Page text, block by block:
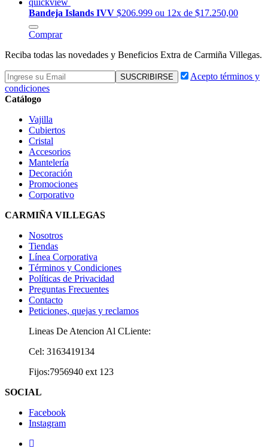
quickview
Bandeja Islands IVV $206.999 ou 12x de $17.250,00
Comprar
Reciba todas las novedades y Beneficios Extra de Carmiña Villegas.
Acepto términos y
condiciones
Catálogo
Vajilla
Cubiertos
Cristal
Accesorios
Mantelería
Decoración
Promociones
Corporativo
CARMIÑA VILLEGAS
Nosotros
Tiendas
Línea Corporativa
Términos y Condiciones
Políticas de Privacidad
Preguntas Frecuentes
Contacto
Peticiones, quejas y reclamos
Lineas De Atencion Al CLiente:
Cel: 3163419134
Fijos:7956940 ext 123
SOCIAL
Facebook
Instagram